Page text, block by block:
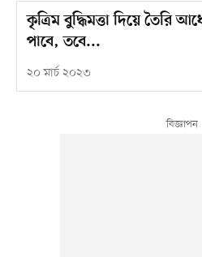
কৃত্রিম বুদ্ধিমত্তা দিয়ে তৈরি
পাবে, তবে...
২০ মার্চ ২০২৩